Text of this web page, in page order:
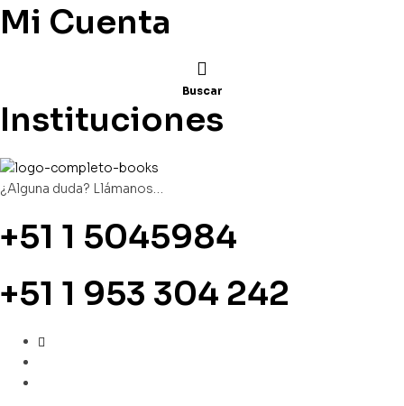
Mi Cuenta
Buscar
Instituciones
¿Alguna duda? Llámanos…
+51 1 5045984
+51 1 953 304 242